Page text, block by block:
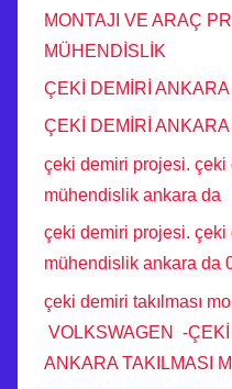
MONTAJI VE ARAÇ
MÜHENDİSLİK
ÇEKİ DEMİRİ ANKARA
ÇEKİ DEMİRİ ANKARA
çeki demiri projesi. çeki
mühendislik ankara da
çeki demiri projesi. çeki
mühendislik ankara da
çeki demiri takılması
VOLKSWAGEN -
ANKARA TAKILMASI